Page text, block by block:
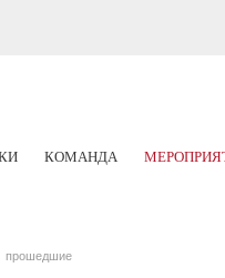
КОМАНДА
прошедшие